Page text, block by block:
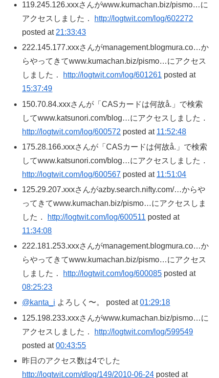
119.245.126.xxxさんがwww.kumachan.biz/pismo…に
アクセスしました．
http://logtwit.com/log/602272
posted at 21:33:43
222.145.177.xxxさんがmanagement.blogmura.co…か
らやってきてwww.kumachan.biz/pismo…にアクセス
しました．
http://logtwit.com/log/601261 posted at
15:37:49
150.70.84.xxxさんが「CASカードは何故å.」で検索
してwww.katsunori.com/blog…にアクセスしました．
http://logtwit.com/log/600572 posted at 11:52:48
175.28.166.xxxさんが「CASカードは何故å.」で検索
してwww.katsunori.com/blog…にアクセスしました．
http://logtwit.com/log/600567 posted at 11:51:04
125.29.207.xxxさんがazby.search.nifty.com/…からや
ってきてwww.kumachan.biz/pismo…にアクセスしま
した．
http://logtwit.com/log/600511 posted at
11:34:08
222.181.253.xxxさんがmanagement.blogmura.co…か
らやってきてwww.kumachan.biz/pismo…にアクセス
しました．
http://logtwit.com/log/600085 posted at
08:25:23
@kanta_i よろしく〜。 posted at01:29:18
125.198.233.xxxさんがwww.kumachan.biz/pismo…に
アクセスしました．
http://logtwit.com/log/599549
posted at00:43:55
昨日のアクセス数は4でした
http://logtwit.com/dlog/149/2010-06-24 posted at